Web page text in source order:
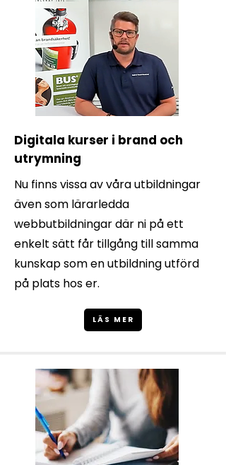
Digitala kurser i brand och
utrymning
Nu finns vissa av våra utbildningar
även som lärarledda
webbutbildningar där ni på ett
enkelt sätt får tillgång till samma
kunskap som en utbildning utförd
på plats hos er.
LÄS MER